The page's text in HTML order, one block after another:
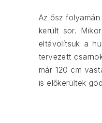
Az ősz
került sor.
eltávolítsuk a
tervezett
már 120 cm
is előkerültek